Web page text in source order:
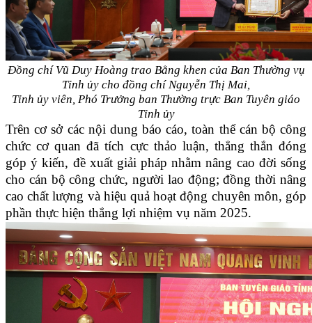
Đồng chí Vũ Duy Hoàng trao Bằng khen của Ban Thường vụ
Tỉnh ủy cho đồng chí Nguyễn Thị Mai,
Tỉnh ủy viên, Phó Trưởng ban Thường trực Ban Tuyên giáo
Tỉnh ủy
Trên cơ sở các nội dung báo cáo, toàn thể cán bộ công
chức cơ quan đã tích cực thảo luận, thẳng thắn đóng
góp ý kiến, đề xuất giải pháp nhằm nâng cao đời sống
cho cán bộ công chức, người lao động; đồng thời nâng
cao chất lượng và hiệu quả hoạt động chuyên môn, góp
phần thực hiện thắng lợi nhiệm vụ năm 2025.